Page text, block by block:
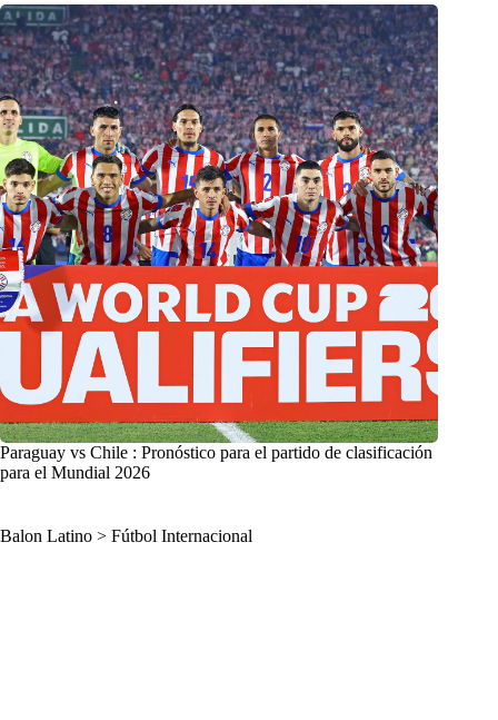
Paraguay vs Chile : Pronóstico para el partido de clasificación
para el Mundial 2026
Balon Latino > Fútbol Internacional